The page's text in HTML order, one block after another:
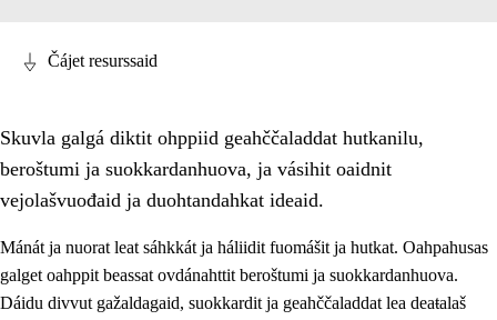
1. Oahpahusa árvovuođđu
Čájet resurssaid
Skuvla galgá diktit ohppiid geahččaladdat hutkanilu,
beroštumi ja suokkardanhuova, ja vásihit oaidnit
vejolašvuođaid ja duohtandahkat ideaid.
Mánát ja nuorat leat sáhkkát ja háliidit fuomášit ja hutkat. Oahpahusas
galget oahppit beassat ovdánahttit beroštumi ja suokkardanhuova.
Dáidu divvut gažaldagaid, suokkardit ja geahččaladdat lea deaŧalaš